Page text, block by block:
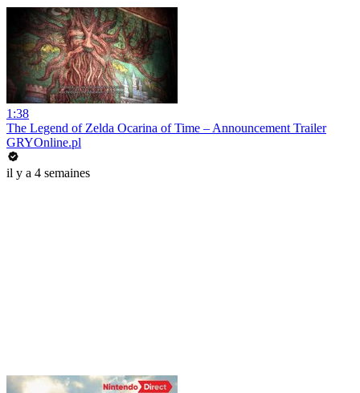
1:38
The Legend of Zelda Ocarina of Time – Announcement Trailer
GRYOnline.pl
il y a 4 semaines